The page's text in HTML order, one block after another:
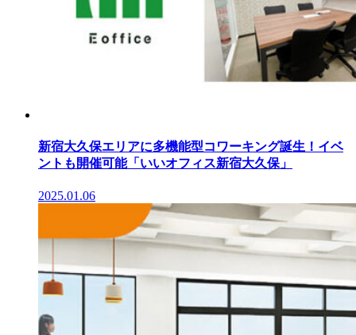
新宿大久保エリアに多機能型コワーキング誕生！イベ
ントも開催可能「いいオフィス新宿大久保」
2025.01.06